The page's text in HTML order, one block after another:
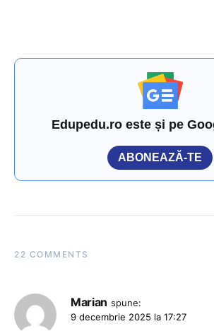
Edupedu.ro este și pe
ABONEAZĂ-TE
22 COMMENTS
Marian spune:
9 decembrie 2025 la 17:27